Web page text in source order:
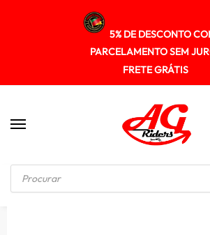
5% DE DESCONTO
PARCELAMENTO SEM
FRETE GRÁTIS
Início / CAPACETES